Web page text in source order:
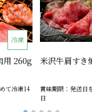
冷凍
用 260g
て冷凍14
米沢牛肩すき
賞味期限：発送日
日